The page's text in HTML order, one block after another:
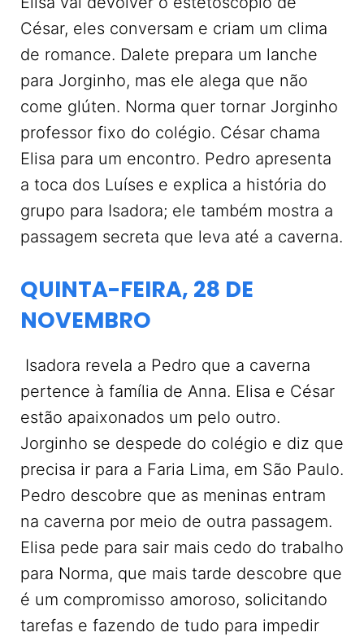
César, eles conversam e criam um clima
de romance. Dalete prepara um lanche
para Jorginho, mas ele alega que não
come glúten. Norma quer tornar Jorginho
professor fixo do colégio. César chama
Elisa para um encontro. Pedro apresenta
a toca dos Luíses e explica a história do
grupo para Isadora; ele também mostra a
passagem secreta que leva até a caverna.
QUINTA-FEIRA, 28 DE
NOVEMBRO
Isadora revela a Pedro que a caverna
pertence à família de Anna. Elisa e César
estão apaixonados um pelo outro.
Jorginho se despede do colégio e diz que
precisa ir para a Faria Lima, em São Paulo.
Pedro descobre que as meninas entram
na caverna por meio de outra passagem.
Elisa pede para sair mais cedo do trabalho
para Norma, que mais tarde descobre que
é um compromisso amoroso, solicitando
tarefas e fazendo de tudo para impedir